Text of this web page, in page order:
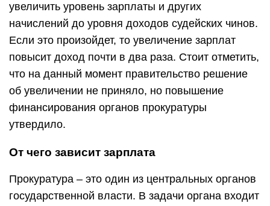
увеличить уровень зарплаты и других
начислений до уровня доходов судейских чинов.
Если это произойдет, то увеличение зарплат
повысит доход почти в два раза. Стоит отметить,
что на данный момент правительство решение
об увеличении не приняло, но повышение
финансирования органов прокуратуры
утвердило.
От чего зависит зарплата
Прокуратура – это один из центральных органов
государственной власти. В задачи органа входит